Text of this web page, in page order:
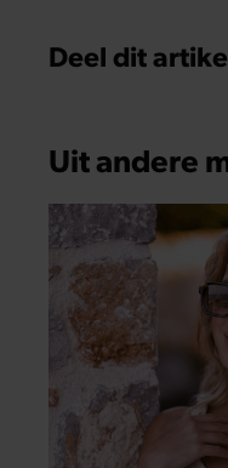
Deel dit
Uit andere